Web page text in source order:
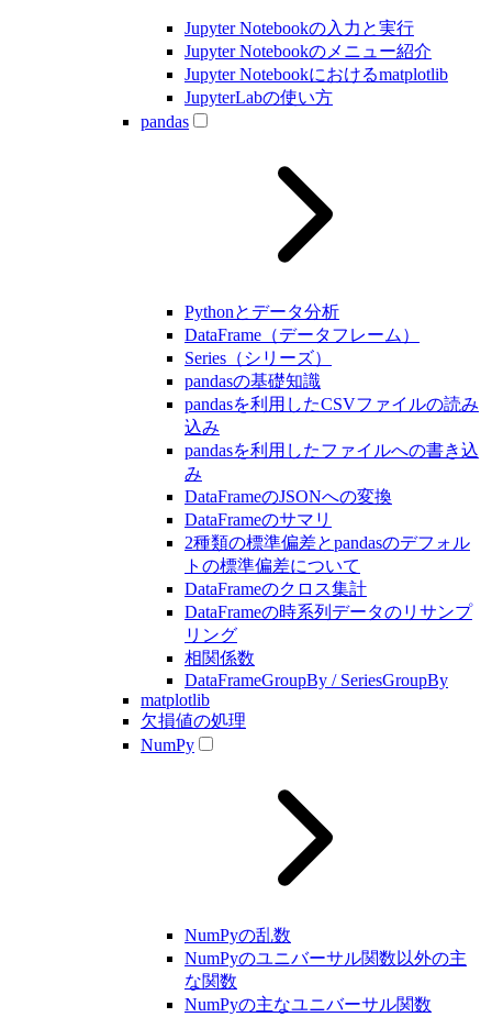
Jupyter Notebookの入力と実行
Jupyter Notebookのメニュー紹介
Jupyter Notebookにおけるmatplotlib
JupyterLabの使い方
pandas
Pythonとデータ分析
DataFrame（データフレーム）
Series（シリーズ）
pandasの基礎知識
pandasを利用したCSVファイルの読み
込み
pandasを利用したファイルへの書き込
み
DataFrameのJSONへの変換
DataFrameのサマリ
2種類の標準偏差とpandasのデフォル
トの標準偏差について
DataFrameのクロス集計
DataFrameの時系列データのリサンプ
リング
相関係数
DataFrameGroupBy / SeriesGroupBy
matplotlib
欠損値の処理
NumPy
NumPyの乱数
NumPyのユニバーサル関数以外の主
な関数
NumPyの主なユニバーサル関数